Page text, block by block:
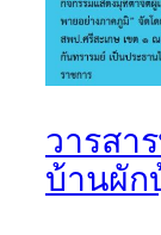
วารสา
บ้านผัก